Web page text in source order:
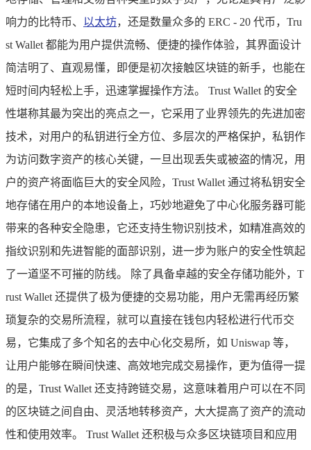
响力的比特币、 以太坊，还是数量众多的 ERC - 20 代币，Tru
st Wallet 都能为用户提供流畅、便捷的操作体验，其界面设计
简洁明了、直观易懂，即便是初次接触区块链的新手，也能在
短时间内轻松上手，迅速掌握操作方法。 Trust Wallet 的安全
性堪称其最为突出的亮点之一，它采用了业界领先的先进加密
技术，对用户的私钥进行全方位、多层次的严格保护，私钥作
为访问数字资产的核心关键，一旦出现丢失或被盗的情况，用
户的资产将面临巨大的安全风险，Trust Wallet 通过将私钥安全
地存储在用户的本地设备上，巧妙地避免了中心化服务器可能
带来的各种安全隐患，它还支持生物识别技术，如精准高效的
指纹识别和先进智能的面部识别，进一步为账户的安全性筑起
了一道坚不可摧的防线。 除了具备卓越的安全存储功能外，T
rust Wallet 还提供了极为便捷的交易功能，用户无需再经历繁
琐复杂的交易所流程，就可以直接在钱包内轻松进行代币交
易，它集成了多个知名的去中心化交易所，如 Uniswap 等，
让用户能够在瞬间快速、高效地完成交易操作，更为值得一提
的是，Trust Wallet 还支持跨链交易，这意味着用户可以在不同
的区块链之间自由、灵活地转移资产，大大提高了资产的流动
性和使用效率。 Trust Wallet 还积极与众多区块链项目和应用